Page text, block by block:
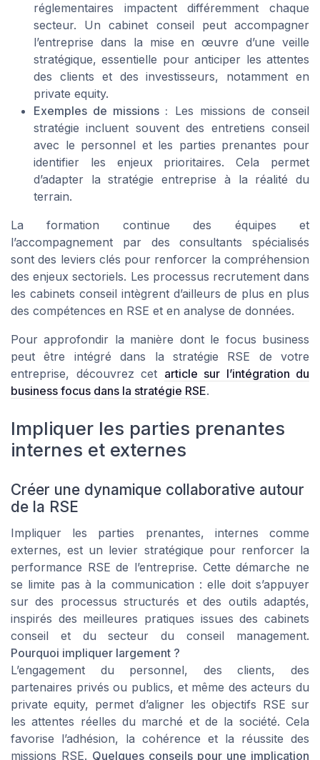
réglementaires impactent différemment chaque
secteur. Un cabinet conseil peut accompagner
l’entreprise dans la mise en œuvre d’une veille
stratégique, essentielle pour anticiper les attentes
des clients et des investisseurs, notamment en
private equity.
Exemples de missions : Les missions de conseil
stratégie incluent souvent des entretiens conseil
avec le personnel et les parties prenantes pour
identifier les enjeux prioritaires. Cela permet
d’adapter la stratégie entreprise à la réalité du
terrain.
La formation continue des équipes et
l’accompagnement par des consultants spécialisés
sont des leviers clés pour renforcer la compréhension
des enjeux sectoriels. Les processus recrutement dans
les cabinets conseil intègrent d’ailleurs de plus en plus
des compétences en RSE et en analyse de données.
Pour approfondir la manière dont le focus business
peut être intégré dans la stratégie RSE de votre
entreprise, découvrez cet article sur l’intégration du
business focus dans la stratégie RSE.
Impliquer les parties prenantes
internes et externes
Créer une dynamique collaborative autour
de la RSE
Impliquer les parties prenantes, internes comme
externes, est un levier stratégique pour renforcer la
performance RSE de l’entreprise. Cette démarche ne
se limite pas à la communication : elle doit s’appuyer
sur des processus structurés et des outils adaptés,
inspirés des meilleures pratiques issues des cabinets
conseil et du secteur du conseil management.
Pourquoi impliquer largement ?
L’engagement du personnel, des clients, des
partenaires privés ou publics, et même des acteurs du
private equity, permet d’aligner les objectifs RSE sur
les attentes réelles du marché et de la société. Cela
favorise l’adhésion, la cohérence et la réussite des
missions RSE. Quelques conseils pour une implication